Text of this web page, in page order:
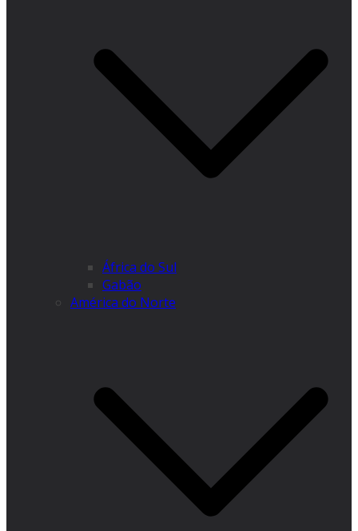
África do Sul
Gabão
América do Norte